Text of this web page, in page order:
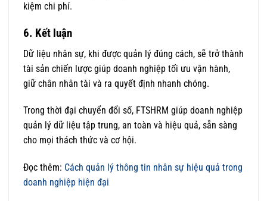
kiệm chi phí.
6. Kết luận
Dữ liệu nhân sự, khi được quản lý đúng cách, sẽ trở thành
tài sản chiến lược giúp doanh nghiệp tối ưu vận hành,
giữ chân nhân tài và ra quyết định nhanh chóng.
Trong thời đại chuyển đổi số, FTSHRM giúp doanh nghiệp
quản lý dữ liệu tập trung, an toàn và hiệu quả, sẵn sàng
cho mọi thách thức và cơ hội.
Đọc thêm: Cách quản lý thông tin nhân sự hiệu quả trong
doanh nghiệp hiện đại